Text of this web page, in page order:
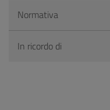
Normativa
In ricordo di